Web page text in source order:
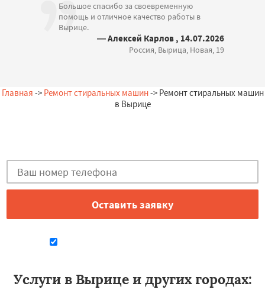
Большое спасибо за своевременную
помощь и отличное качество работы в
Вырице.
— Алексей Карлов , 14.07.2026
Россия, Вырица, Новая, 19
Главная -> Ремонт стиральных машин-> Ремонт стиральных машин
в Вырице
Услуги в Вырице и других городах: